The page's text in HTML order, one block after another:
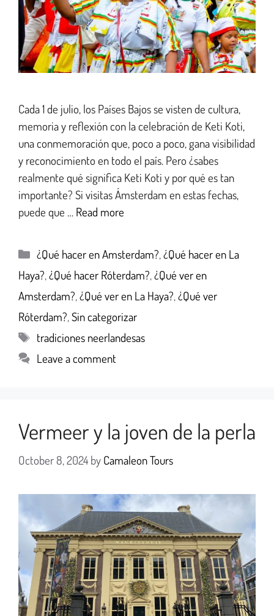
Cada 1 de julio, los Países Bajos se visten de cultura,
memoria y reflexión con la celebración de Keti Koti,
una conmemoración que, poco a poco, gana visibilidad
y reconocimiento en todo el país. Pero ¿sabes
realmente qué significa Keti Koti y por qué es tan
importante? Si visitas Ámsterdam en estas fechas,
puede que … Read more
¿Qué hacer en Amsterdam?,¿Qué hacer en La
Haya?,¿Qué hacer Róterdam?,¿Qué ver en
Amsterdam?,¿Qué ver en La Haya?,¿Qué ver
Róterdam?,Sin categorizar
tradiciones neerlandesas
Leave a comment
Vermeer y la joven de la perla
October 8, 2024 by Camaleon Tours